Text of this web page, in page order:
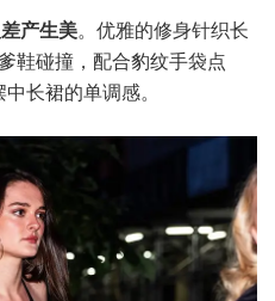
产生美。优雅的修身针织长
鞋碰撞，配合豹纹手袋点
长裙的单调感。